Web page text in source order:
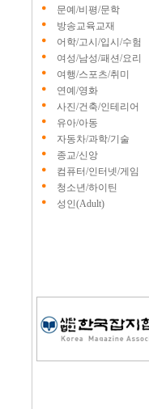
문예/비평/문학
방송교육교재
어학/고시/입시/수험
여성/남성/패션/요리
여행/스포츠/취미
연예/영화
사진/건축/인테리어
유아/아동
자동차/과학/기술
종교/신앙
컴퓨터/인터넷/게임
청소년/하이틴
성인(Adult)